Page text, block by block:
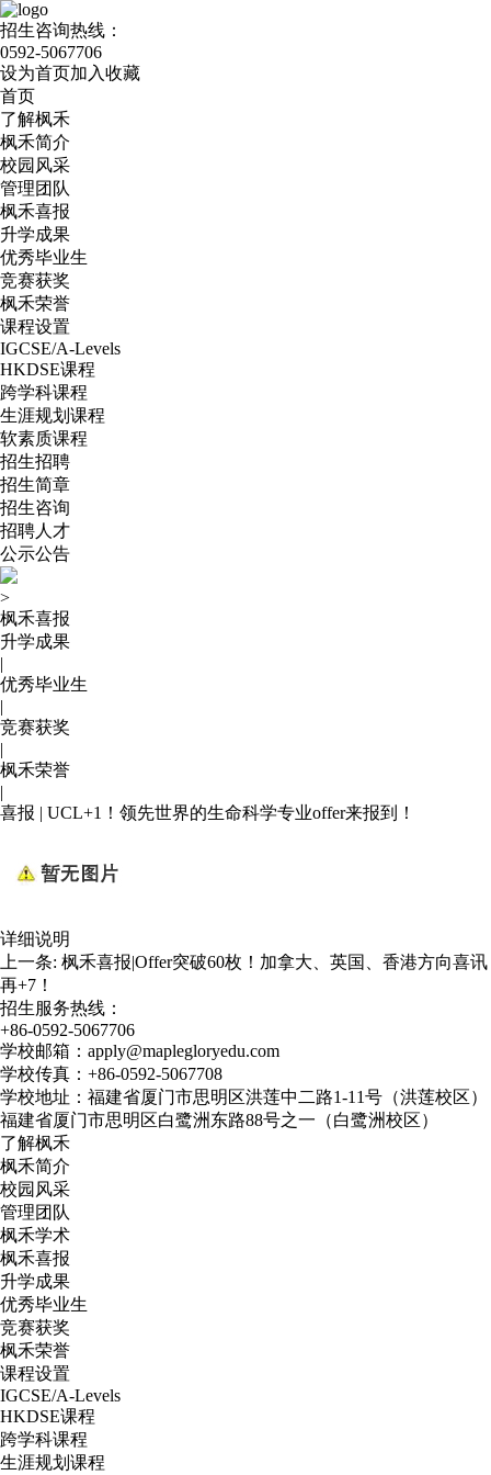
招生咨询热线：
0592-5067706
设为首页加入收藏
首页
了解枫禾
枫禾简介
校园风采
管理团队
枫禾喜报
升学成果
优秀毕业生
竞赛获奖
枫禾荣誉
课程设置
IGCSE/A-Levels
HKDSE课程
跨学科课程
生涯规划课程
软素质课程
招生招聘
招生简章
招生咨询
招聘人才
公示公告
>
枫禾喜报
升学成果
|
优秀毕业生
|
竞赛获奖
|
枫禾荣誉
|
喜报 | UCL+1！领先世界的生命科学专业offer来报到！
详细说明
上一条: 枫禾喜报|Offer突破60枚！加拿大、英国、香港方向喜讯
再+7！
招生服务热线：
+86-0592-5067706
学校邮箱：apply@maplegloryedu.com
学校传真：+86-0592-5067708
学校地址：福建省厦门市思明区洪莲中二路1-11号（洪莲校区）
福建省厦门市思明区白鹭洲东路88号之一（白鹭洲校区）
了解枫禾
枫禾简介
校园风采
管理团队
枫禾学术
枫禾喜报
升学成果
优秀毕业生
竞赛获奖
枫禾荣誉
课程设置
IGCSE/A-Levels
HKDSE课程
跨学科课程
生涯规划课程